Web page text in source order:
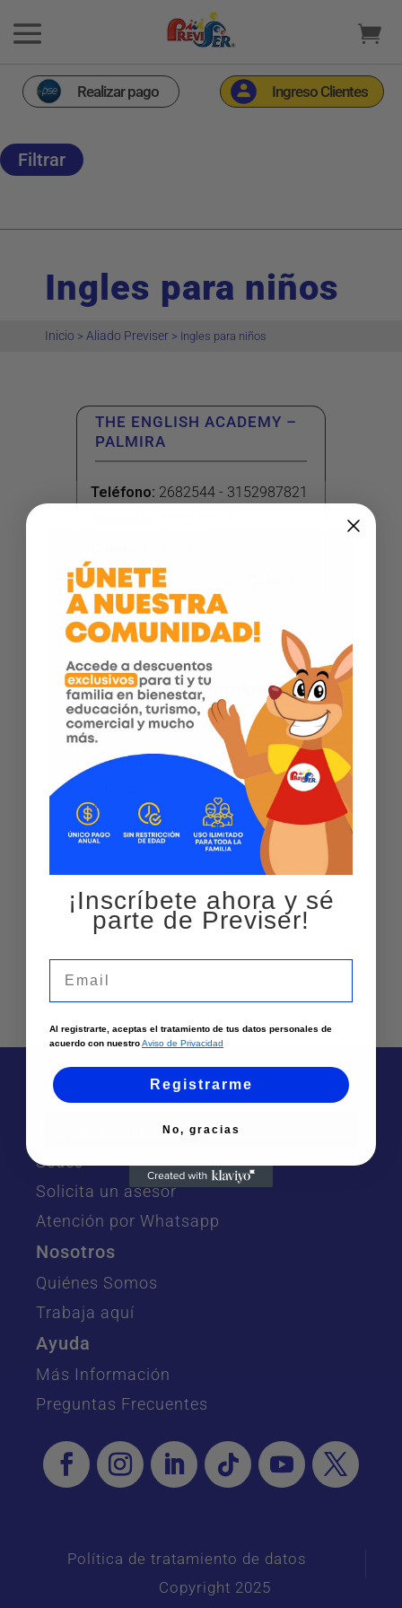
Realizar pago Ingreso Clientes
Filtrar
Ingles para niños
Inicio > Aliado Previser > Ingles para niños
THE ENGLISH ACADEMY –
PALMIRA
Teléfono: 2682544 - 3152987821
COLOMBO AMERICANO –
BUENAVENTURA
Teléfono
3146208355
Cundinamarca Parte Alta
Ciudad:Buenaventura
Ver más
Te puede interesar
Sedes
Solicita un asesor
Atención por Whatsapp
Nosotros
Quiénes Somos
Trabaja aquí
Ayuda
Más Información
Preguntas Frecuentes
Política de tratamiento de datos
Copyright 2025
¡Inscríbete ahora y sé
parte de Previser!
Al registrarte, aceptas el tratamiento de tus datos personales de
acuerdo con nuestroAviso de Privacidad
Registrarme
No, gracias